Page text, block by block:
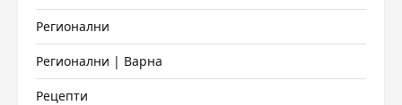
Регионални
Регионални | Варна
Рецепти